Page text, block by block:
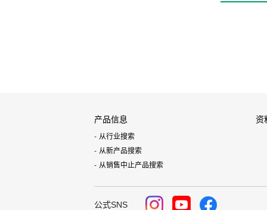
产品信息
从行业搜索
从新产品搜索
从销售中止产品搜索
资
公式SNS